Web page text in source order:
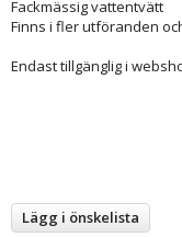
Fackmässig vattentvätt
Finns i fler utföranden
Endast tillgänglig i
Lägg i önskelista